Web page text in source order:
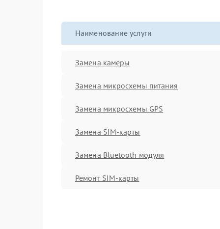
Наименование услуги
Замена камеры
Замена микросхемы питания
Замена микросхемы GPS
Замена SIM-карты
Замена Bluetooth модуля
Ремонт SIM-карты